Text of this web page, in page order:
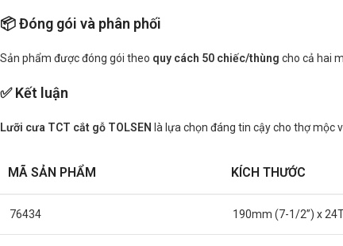
📦 Đóng gói và phân phối
Sản phẩm được đóng gói theo quy cách 50 chiếc/thùng cho cả hai
✅ Kết luận
Lưỡi cưa TCT cắt gỗ TOLSEN là lựa chọn đáng tin cậy cho thợ mộc
MÃ SẢN PHẨM KÍCH THƯỚC
76434 190mm (7-1/2”) x